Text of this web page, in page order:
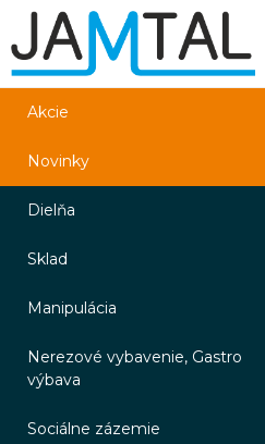
Akcie
Novinky
Dielňa
Sklad
Manipulácia
Nerezové vybavenie, Gastro
výbava
Sociálne zázemie